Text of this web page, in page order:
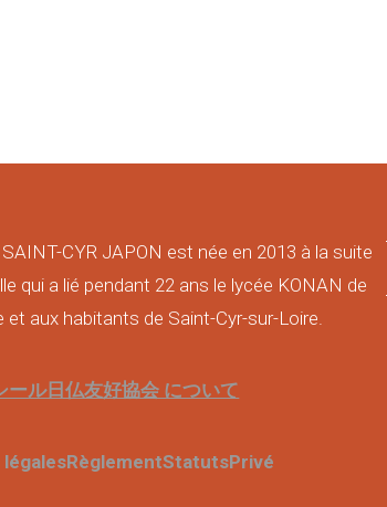
CYR JAPON est née en 2013 à la suite
qui a lié pendant 22 ans le lycée KONAN de
et aux habitants de Saint-Cyr-sur-Loire.
ール日仏友好協会 について
RèglementStatutsPrivé